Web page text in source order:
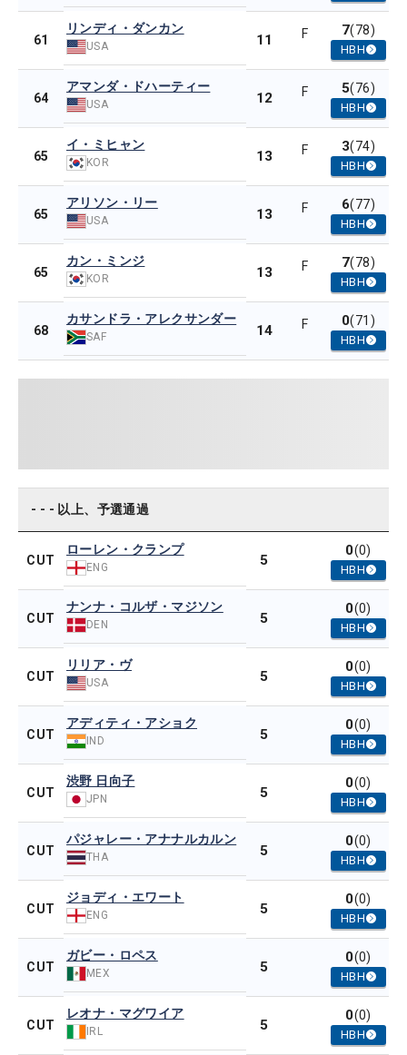
61
リンディ・ダンカン
USA 11 F 7(78)
HBH
64
アマンダ・ドハーティー
USA 12 F 5(76)
HBH
65
イ・ミヒャン
KOR 13 F 3(74)
HBH
65
アリソン・リー
USA 13 F 6(77)
HBH
65
カン・ミンジ
KOR 13 F 7(78)
HBH
68
カサンドラ・アレクサンダー
SAF 14 F 0(71)
HBH
- - - 以上、予選通過
CUT
ローレン・クランプ
ENG 5
0(0)
HBH
CUT
ナンナ・コルザ・マジソン
DEN 5
0(0)
HBH
CUT
リリア・ヴ
USA 5
0(0)
HBH
CUT
アディティ・アショク
IND 5
0(0)
HBH
CUT
渋野 日向子
JPN 5
0(0)
HBH
CUT
パジャレー・アナナルカルン
THA 5
0(0)
HBH
CUT
ジョディ・エワート
ENG 5
0(0)
HBH
CUT
ガビー・ロペス
MEX 5
0(0)
HBH
CUT
レオナ・マグワイア
IRL 5
0(0)
HBH